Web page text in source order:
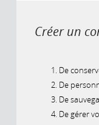
Créer un
De
De
De
De gérer